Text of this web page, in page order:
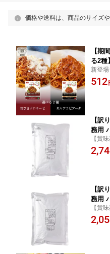
価格や送料は、商品のサイズ
【期
る2種
ネー
ピリ
新登
の本
贅沢
512
【訳
務用
大容
ッテ
【賞
了承の
【訳
務用
大容
ッテ
【賞
了承の